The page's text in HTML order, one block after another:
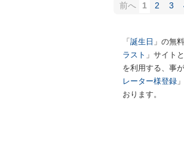
前へ 1 2 3
「 誕生日 」の無
ラスト 」サイト
を利用する、事
レーター様登録
おります。